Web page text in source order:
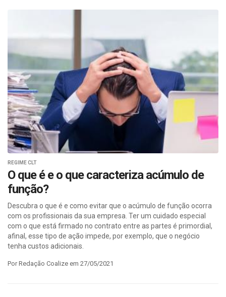
REGIME CLT
O que é e o que caracteriza acúmulo de
função?
Descubra o que é e como evitar que o acúmulo de função ocorra
com os profissionais da sua empresa. Ter um cuidado especial
com o que está firmado no contrato entre as partes é primordial,
afinal, esse tipo de ação impede, por exemplo, que o negócio
tenha custos adicionais.
Por Redação Coalize em 27/05/2021